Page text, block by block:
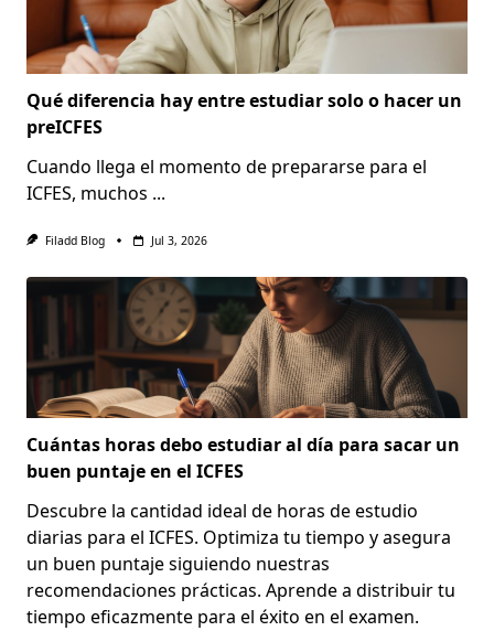
Qué diferencia hay entre estudiar solo o hacer un
preICFES
Cuando llega el momento de prepararse para el
ICFES, muchos ...
Filadd Blog Jul 3, 2026
Cuántas horas debo estudiar al día para sacar un
buen puntaje en el ICFES
Descubre la cantidad ideal de horas de estudio
diarias para el ICFES. Optimiza tu tiempo y asegura
un buen puntaje siguiendo nuestras
recomendaciones prácticas. Aprende a distribuir tu
tiempo eficazmente para el éxito en el examen.